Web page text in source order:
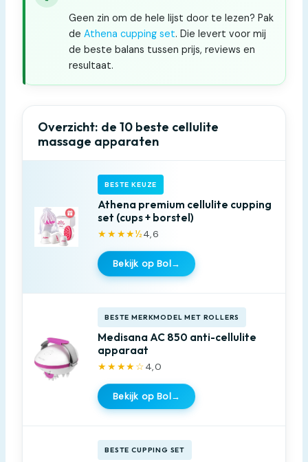
Geen zin om de hele lijst door te lezen? Pak
de Athena cupping set. Die levert voor mij
de beste balans tussen prijs, reviews en
resultaat.
Overzicht: de 10 beste cellulite
massage apparaten
BESTE KEUZE
Athena premium cellulite cupping
set (cups + borstel)
★★★★½4,6
Bekijk op Bol→
BESTE MERKMODEL MET ROLLERS
Medisana AC 850 anti-cellulite
apparaat
★★★★☆4,0
Bekijk op Bol→
BESTE CUPPING SET